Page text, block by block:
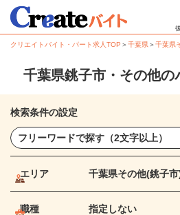
クリエイトバイト・パート求人TOP ＞千葉県＞千葉県
千葉県銚子市・その他の
検索条件の設定
エリア 千葉県その他(銚子市
職種 指定しない